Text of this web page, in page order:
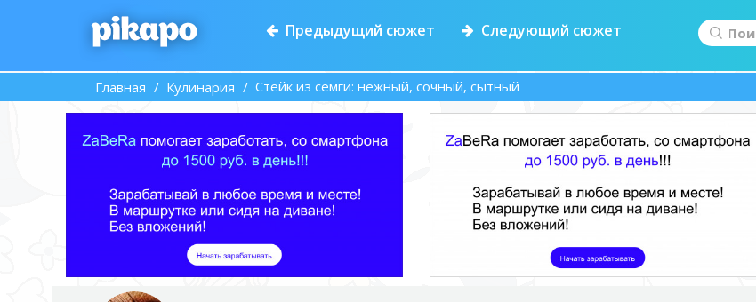
Предыдущий сюжет Следующий сюжет
Главная Кулинария Стейк из семги: нежный, сочный, сытный